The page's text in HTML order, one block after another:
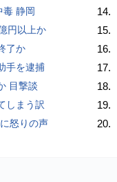
毒 静岡
円以上か
了か
手を逮捕
目撃談
しまう訳
怒りの声
14.
15.
16.
17.
18.
19.
20.